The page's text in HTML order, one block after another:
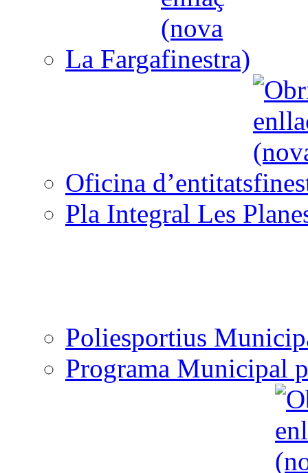
La Farga
Oficina d’entitats
Pla Integral Les
Poliesportius
Programa Municipal